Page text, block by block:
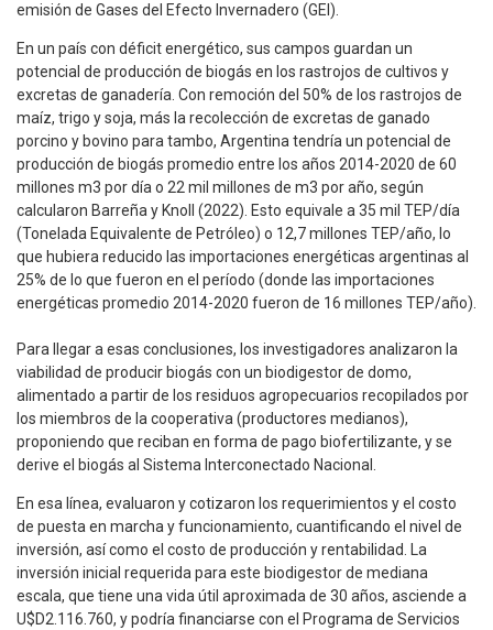
emisión de Gases del Efecto Invernadero (GEI).
En un país con déficit energético, sus campos guardan un
potencial de producción de biogás en los rastrojos de cultivos y
excretas de ganadería. Con remoción del 50% de los rastrojos de
maíz, trigo y soja, más la recolección de excretas de ganado
porcino y bovino para tambo, Argentina tendría un potencial de
producción de biogás promedio entre los años 2014-2020 de 60
millones m3 por día o 22 mil millones de m3 por año, según
calcularon Barreña y Knoll (2022). Esto equivale a 35 mil TEP/día
(Tonelada Equivalente de Petróleo) o 12,7 millones TEP/año, lo
que hubiera reducido las importaciones energéticas argentinas al
25% de lo que fueron en el período (donde las importaciones
energéticas promedio 2014-2020 fueron de 16 millones TEP/año).
Para llegar a esas conclusiones, los investigadores analizaron la
viabilidad de producir biogás con un biodigestor de domo,
alimentado a partir de los residuos agropecuarios recopilados por
los miembros de la cooperativa (productores medianos),
proponiendo que reciban en forma de pago biofertilizante, y se
derive el biogás al Sistema Interconectado Nacional.
En esa línea, evaluaron y cotizaron los requerimientos y el costo
de puesta en marcha y funcionamiento, cuantificando el nivel de
inversión, así como el costo de producción y rentabilidad. La
inversión inicial requerida para este biodigestor de mediana
escala, que tiene una vida útil aproximada de 30 años, asciende a
U$D2.116.760, y podría financiarse con el Programa de Servicios